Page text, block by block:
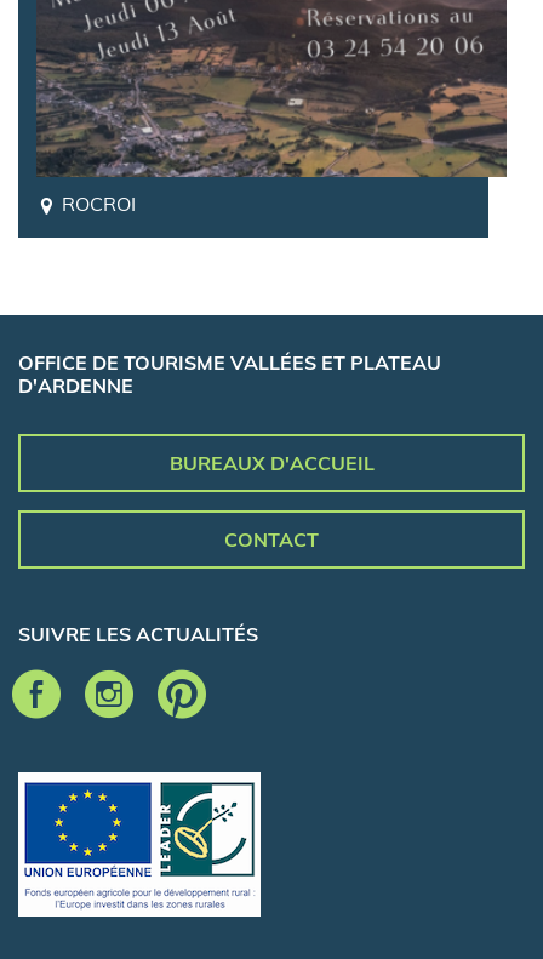
ROCROI
OFFICE DE TOURISME VALLÉES ET PLATEAU
D'ARDENNE
BUREAUX D'ACCUEIL
CONTACT
SUIVRE LES ACTUALITÉS